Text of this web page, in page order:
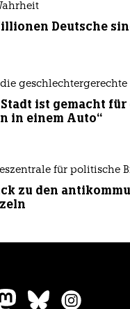
Deutsche
geschlechtergerechte
Stadt ist gemacht
in einem Auto“
für politische
zu den